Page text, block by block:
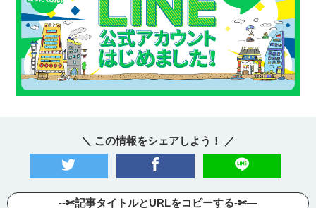
＼ この情報をシェアしよう！ ／
--✄記事タイトルとURLをコピーする-✄—